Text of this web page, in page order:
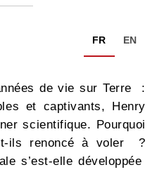
FR EN
de vie sur Terre :
et captivants, Henry
scientifique. Pourquoi
ils renoncé à voler ?
s’est-elle développée